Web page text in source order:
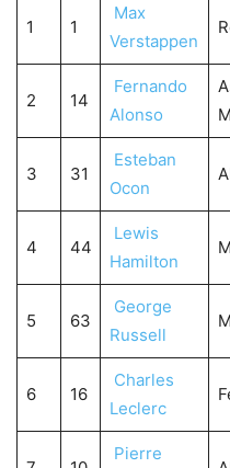
1 1
Max
Verstappen
2 14
Fernando
Alonso
3 31
Esteban
Ocon
4 44
Lewis
Hamilton
5 63
George
Russell
6 16
Charles
Leclerc
Pierre